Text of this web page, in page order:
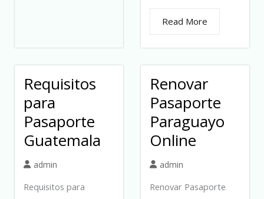
Read More
Requisitos
para
Pasaporte
Guatemala
admin
Requisitos para
Renovar
Pasaporte
Paraguayo
Online
admin
Renovar Pasaporte